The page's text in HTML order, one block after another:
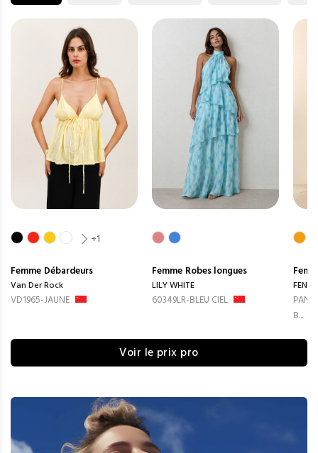
+1
Femme Débardeurs
Van Der Rock
VD1965-JAUNE
Femme Robes longues
LILY WHITE
60349LR-BLEU CIEL
B...
Voir le prix pro